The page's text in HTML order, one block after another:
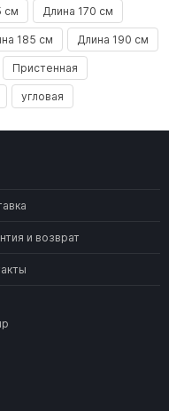
см Длина 170 см
185 см Длина 190 см
Пристенная
угловая
и возврат